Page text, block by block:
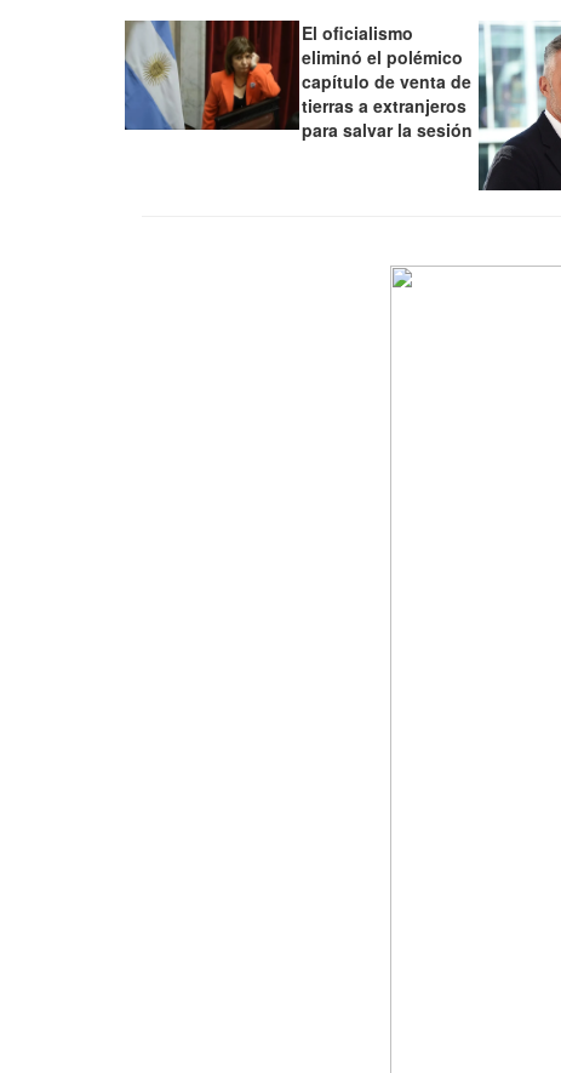
El oficialismo
eliminó el polémico
capítulo de venta de
tierras a extranjeros
para salvar la sesión